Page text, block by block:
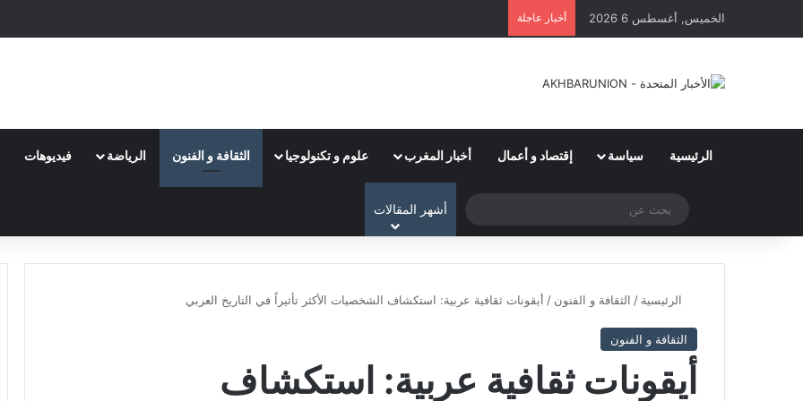
الخميس, أغسطس 6 2026 أخبار عاجلة
الرئيسية سياسة إقتصاد و أعمال أخبار المغرب علوم و تكنولوجيا الثقافة و الفنون الرياضة فيديوهات
الوضع المظلم
عن
أشهر المقالات
الرئيسية / الثقافة و الفنون / أيقونات ثقافية عربية: استكشاف الشخصيات الأكثر تأثيراً في التاريخ العربي
الثقافة و الفنون
أيقونات ثقافية عربية: استكشاف